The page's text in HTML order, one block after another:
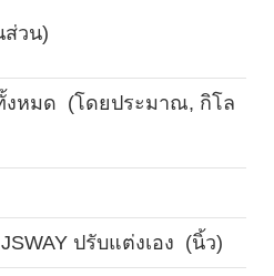
วน)
งหมด (โดยประมาณ, กิโล
ปรับแต่งเอง (นิ้ว)